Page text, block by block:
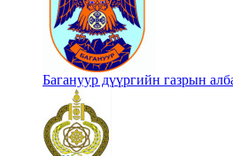
Багануур дүүргийн газрын